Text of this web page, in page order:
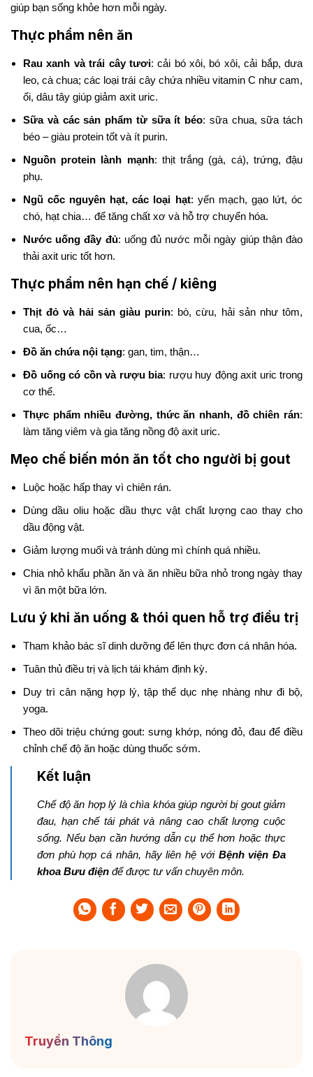
giúp bạn sống khỏe hơn mỗi ngày.
Thực phẩm nên ăn
Rau xanh và trái cây tươi: cải bó xôi, bó xôi, cải bắp, dưa
leo, cà chua; các loại trái cây chứa nhiều vitamin C như cam,
ổi, dâu tây giúp giảm axit uric.
Sữa và các sản phẩm từ sữa ít béo: sữa chua, sữa tách
béo – giàu protein tốt và ít purin.
Nguồn protein lành mạnh: thịt trắng (gà, cá), trứng, đậu
phụ.
Ngũ cốc nguyên hạt, các loại hạt: yến mạch, gạo lứt, óc
chó, hạt chia… để tăng chất xơ và hỗ trợ chuyển hóa.
Nước uống đầy đủ: uống đủ nước mỗi ngày giúp thận đào
thải axit uric tốt hơn.
Thực phẩm nên hạn chế / kiêng
Thịt đỏ và hải sản giàu purin: bò, cừu, hải sản như tôm,
cua, ốc…
Đồ ăn chứa nội tạng: gan, tim, thận…
Đồ uống có cồn và rượu bia: rượu huy động axit uric trong
cơ thể.
Thực phẩm nhiều đường, thức ăn nhanh, đồ chiên rán:
làm tăng viêm và gia tăng nồng độ axit uric.
Mẹo chế biến món ăn tốt cho người bị gout
Luộc hoặc hấp thay vì chiên rán.
Dùng dầu oliu hoặc dầu thực vật chất lượng cao thay cho
dầu động vật.
Giảm lượng muối và tránh dùng mì chính quá nhiều.
Chia nhỏ khẩu phần ăn và ăn nhiều bữa nhỏ trong ngày thay
vì ăn một bữa lớn.
Lưu ý khi ăn uống & thói quen hỗ trợ điều trị
Tham khảo bác sĩ dinh dưỡng để lên thực đơn cá nhân hóa.
Tuân thủ điều trị và lịch tái khám định kỳ.
Duy trì cân nặng hợp lý, tập thể dục nhẹ nhàng như đi bộ,
yoga.
Theo dõi triệu chứng gout: sưng khớp, nóng đỏ, đau để điều
chỉnh chế độ ăn hoặc dùng thuốc sớm.
Kết luận
Chế độ ăn hợp lý là chìa khóa giúp người bị gout giảm
đau, hạn chế tái phát và nâng cao chất lượng cuộc
sống. Nếu bạn cần hướng dẫn cụ thể hơn hoặc thực
đơn phù hợp cá nhân, hãy liên hệ với Bệnh viện Đa
khoa Bưu điện để được tư vấn chuyên môn.
Truyền Thông